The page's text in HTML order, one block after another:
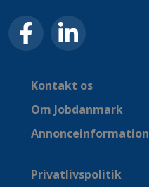
Kontakt os
Om Jobdanmark
Annonceinformation
Privatlivspolitik